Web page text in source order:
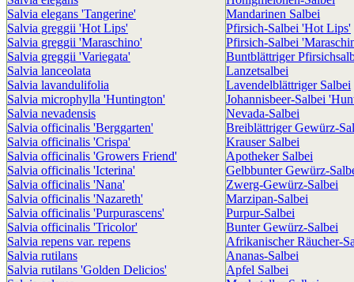
Salvia elegans 'Tangerine'
Mandarinen Salbei
Salvia greggii 'Hot Lips'
Pfirsich-Salbei 'Hot Lips'
Salvia greggii 'Maraschino'
Pfirsich-Salbei
Salvia greggii 'Variegata'
Buntblättriger
Salvia lanceolata
Lanzetsalbei
Salvia lavandulifolia
Lavendelblättriger Salbei
Salvia microphylla 'Huntington'
Johannisbeer-Salbei
Salvia nevadensis
Nevada-Salbei
Salvia officinalis 'Berggarten'
Breiblättriger Gewürz-
Salvia officinalis 'Crispa'
Krauser Salbei
Salvia officinalis 'Growers Friend'
Apotheker Salbei
Salvia officinalis 'Icterina'
Gelbbunter Gewürz-
Salvia officinalis 'Nana'
Zwerg-Gewürz-Salbei
Salvia officinalis 'Nazareth'
Marzipan-Salbei
Salvia officinalis 'Purpurascens'
Purpur-Salbei
Salvia officinalis 'Tricolor'
Bunter Gewürz-Salbei
Salvia repens var. repens
Afrikanischer Räucher-
Salvia rutilans
Ananas-Salbei
Salvia rutilans 'Golden Delicios'
Apfel Salbei